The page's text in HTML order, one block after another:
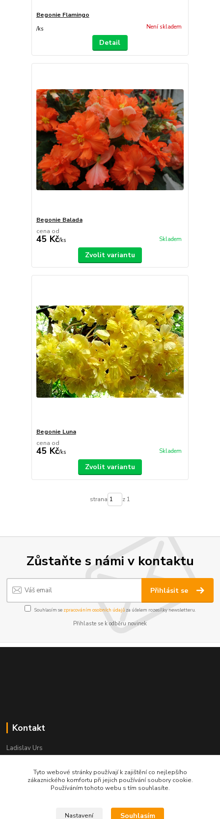
Begonie Flamingo
/ks Není skladem
Detail
Begonie Balada
cena od
45 Kč/ks Skladem
Zvolit variantu
Begonie Luna
cena od
45 Kč/ks Skladem
Zvolit variantu
strana z 1
Zůstaňte s námi v kontaktu
Přihlásit se
Souhlasím se zpracováním osobních údajůza účelem rozesílky newsletteru.
Přihlaste se k odběru novinek
Kontakt
Ladislav Urs
+420 603 996 859
Po - Pá 9:00 - 12:00 13:00 - 17:00
bego-bohemia@begonie.cz
Tyto webové stránky používají k zajištění co nejlepšího
zákaznického komfortu při jejich používání soubory cookie.
Používáním tohoto webu s tím souhlasíte.
Nastavení Souhlasím